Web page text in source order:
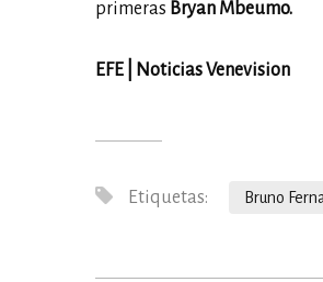
primeras Bryan Mbeumo.
EFE | Noticias Venevision
Etiquetas: Bruno